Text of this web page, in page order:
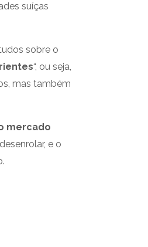
suíças
sobre o
“, ou seja,
mas também
mercado
e o